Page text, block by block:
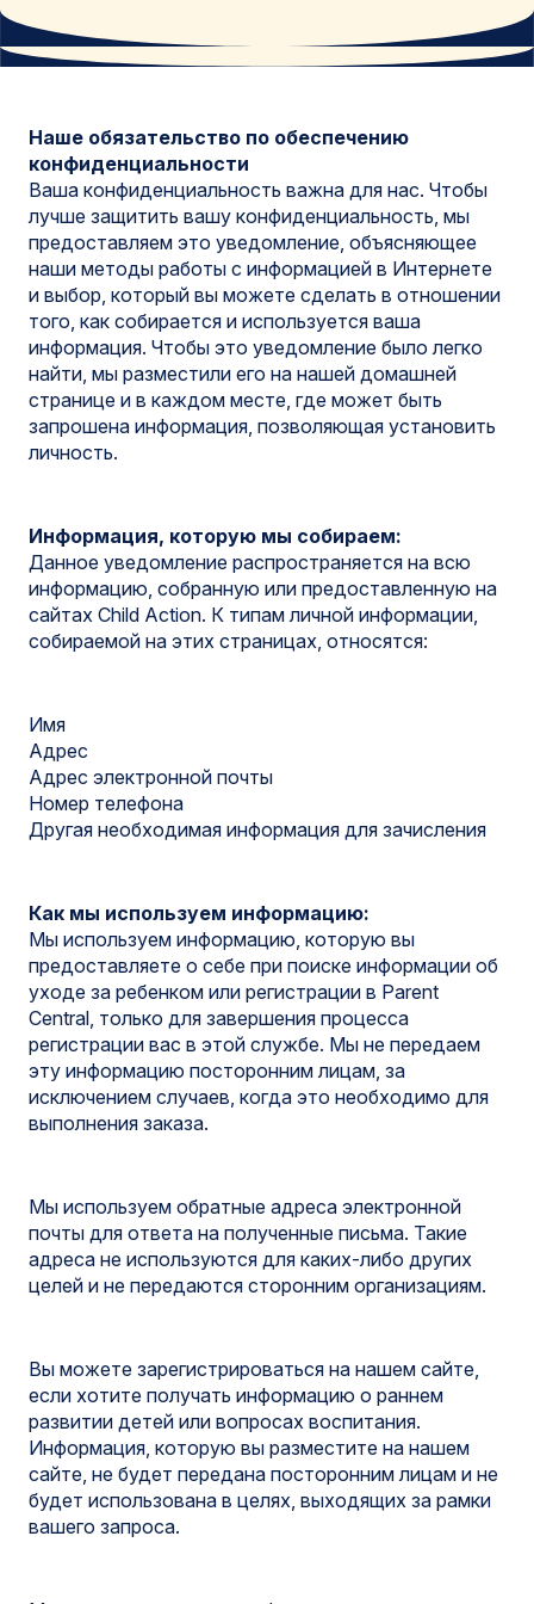
Наше обязательство по обеспечению
конфиденциальности
Ваша конфиденциальность важна для нас. Чтобы
лучше защитить вашу конфиденциальность, мы
предоставляем это уведомление, объясняющее
наши методы работы с информацией в Интернете
и выбор, который вы можете сделать в отношении
того, как собирается и используется ваша
информация. Чтобы это уведомление было легко
найти, мы разместили его на нашей домашней
странице и в каждом месте, где может быть
запрошена информация, позволяющая установить
личность.
Информация, которую мы собираем:
Данное уведомление распространяется на всю
информацию, собранную или предоставленную на
сайтах Child Action. К типам личной информации,
собираемой на этих страницах, относятся:
Имя
Адрес
Адрес электронной почты
Номер телефона
Другая необходимая информация для зачисления
Как мы используем информацию:
Мы используем информацию, которую вы
предоставляете о себе при поиске информации об
уходе за ребенком или регистрации в Parent
Central, только для завершения процесса
регистрации вас в этой службе. Мы не передаем
эту информацию посторонним лицам, за
исключением случаев, когда это необходимо для
выполнения заказа.
Мы используем обратные адреса электронной
почты для ответа на полученные письма. Такие
адреса не используются для каких-либо других
целей и не передаются сторонним организациям.
Вы можете зарегистрироваться на нашем сайте,
если хотите получать информацию о раннем
развитии детей или вопросах воспитания.
Информация, которую вы разместите на нашем
сайте, не будет передана посторонним лицам и не
будет использована в целях, выходящих за рамки
вашего запроса.